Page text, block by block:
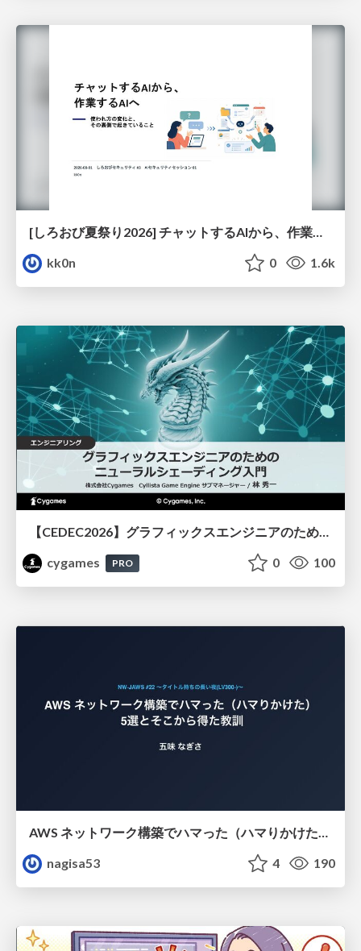
[しろおび夏祭り2026] チャットするAIから、作業するAIへ - 使われ方の変化と、その裏側で起きていること
kk0n
0 1.6k
【CEDEC2026】グラフィックスエンジニアのためのニューラルシェーディング入門
cygames
PRO 0 100
nagisa53
4 190